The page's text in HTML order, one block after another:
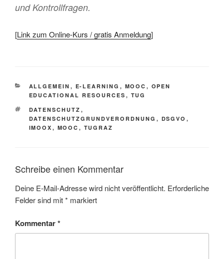
und Kontrollfragen.
[Link zum Online-Kurs / gratis Anmeldung]
KATEGORIEN
ALLGEMEIN , E-LEARNING , MOOC , OPEN
EDUCATIONAL RESOURCES , TUG
SCHLAGWÖRTER
DATENSCHUTZ ,
DATENSCHUTZGRUNDVERORDNUNG , DSGVO ,
IMOOX , MOOC , TUGRAZ
Schreibe einen Kommentar
Deine E-Mail-Adresse wird nicht veröffentlicht. Erforderliche
Felder sind mit* markiert
Kommentar*